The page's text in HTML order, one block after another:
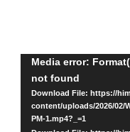
Video
Player
Media error:
not found
Download File: https://
content/uploads/2026/02/
PM-1.mp4?_=1